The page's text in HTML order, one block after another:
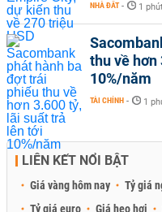
NHÀ ĐẤT - 1
thu về hơn
10%/năm
TÀI CHÍNH - 1
LIÊN KẾT NỔI BẬT
Giá vàng hôm nay Tỷ giá
Tỷ giá euro
Giá heo hơi